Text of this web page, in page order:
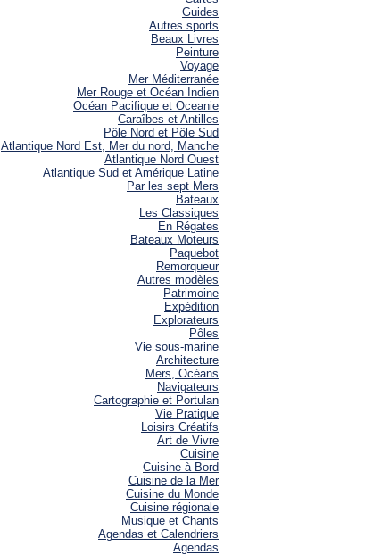
Guides
Autres sports
Beaux Livres
Peinture
Voyage
Mer Méditerranée
Mer Rouge et Océan Indien
Océan Pacifique et Oceanie
Caraîbes et Antilles
Pôle Nord et Pôle Sud
Atlantique Nord Est, Mer du nord, Manche
Atlantique Nord Ouest
Atlantique Sud et Amérique Latine
Par les sept Mers
Bateaux
Les Classiques
En Régates
Bateaux Moteurs
Paquebot
Remorqueur
Autres modèles
Patrimoine
Expédition
Explorateurs
Pôles
Vie sous-marine
Architecture
Mers, Océans
Navigateurs
Cartographie et Portulan
Vie Pratique
Loisirs Créatifs
Art de Vivre
Cuisine
Cuisine à Bord
Cuisine de la Mer
Cuisine du Monde
Cuisine régionale
Musique et Chants
Agendas et Calendriers
Agendas